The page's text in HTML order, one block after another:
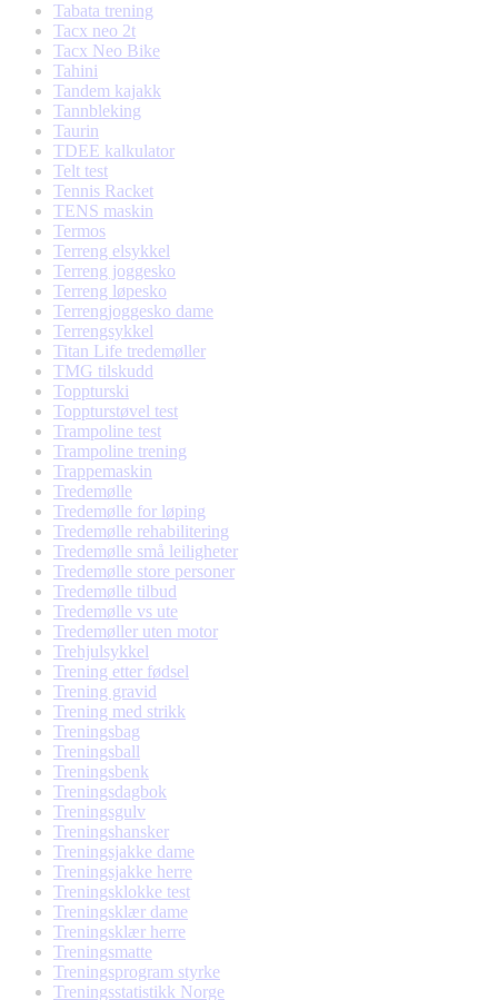
Tabata trening
Tacx neo 2t
Tacx Neo Bike
Tahini
Tandem kajakk
Tannbleking
Taurin
TDEE kalkulator
Telt test
Tennis Racket
TENS maskin
Termos
Terreng elsykkel
Terreng joggesko
Terreng løpesko
Terrengjoggesko dame
Terrengsykkel
Titan Life tredemøller
TMG tilskudd
Toppturski
Toppturstøvel test
Trampoline test
Trampoline trening
Trappemaskin
Tredemølle
Tredemølle for løping
Tredemølle rehabilitering
Tredemølle små leiligheter
Tredemølle store personer
Tredemølle tilbud
Tredemølle vs ute
Tredemøller uten motor
Trehjulsykkel
Trening etter fødsel
Trening gravid
Trening med strikk
Treningsbag
Treningsball
Treningsbenk
Treningsdagbok
Treningsgulv
Treningshansker
Treningsjakke dame
Treningsjakke herre
Treningsklokke test
Treningsklær dame
Treningsklær herre
Treningsmatte
Treningsprogram styrke
Treningsstatistikk Norge